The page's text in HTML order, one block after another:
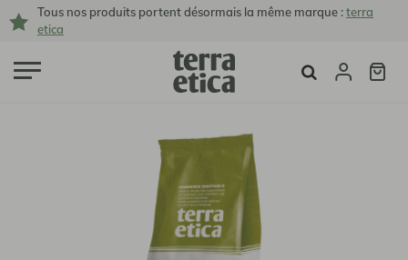
Tous nos produits portent désormais la même marque :terra
etica